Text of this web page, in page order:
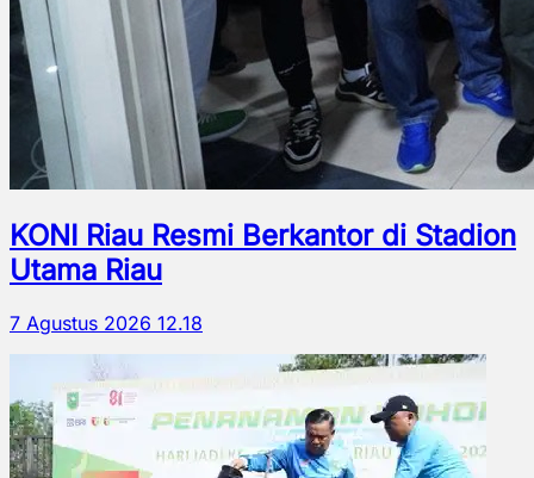
KONI Riau Resmi Berkantor di Stadion
Utama Riau
7 Agustus 2026 12.18